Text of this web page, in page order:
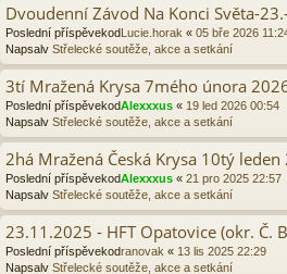
Dvoudenní Závod Na Konci Světa-
Poslední příspěvekodLucie.horak « 05 bře 2026
Napsalv Střelecké soutěže, akce a setkání
3tí Mražená Krysa 7mého února
Poslední příspěvekodAlexxxus « 19 led 2026 00:54
Napsalv Střelecké soutěže, akce a setkání
2há Mražená Česká Krysa 10tý leden
Poslední příspěvekodAlexxxus « 21 pro 2025 22:57
Napsalv Střelecké soutěže, akce a setkání
23.11.2025 - HFT Opatovice (okr. Č.
Poslední příspěvekodranovak « 13 lis 2025 22:29
Napsalv Střelecké soutěže, akce a setkání